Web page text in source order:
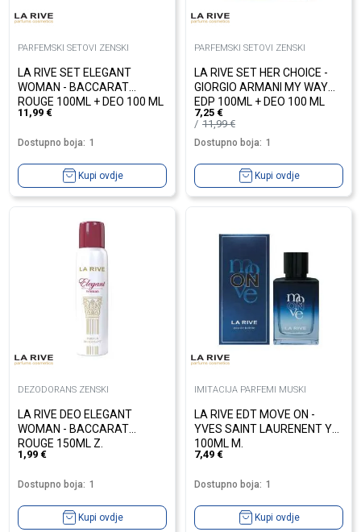
PARFEMSKI SETOVI ZENSKI
LA RIVE SET ELEGANT
WOMAN - BACCARAT
ROUGE 100ML + DEO 100 ML
11,99 €
Dostupno boja: 1
Kupi ovdje
PARFEMSKI SETOVI ZENSKI
LA RIVE SET HER CHOICE -
GIORGIO ARMANI MY WAY
EDP 100ML + DEO 100 ML
7,25 €
11,99€
Dostupno boja: 1
Kupi ovdje
DEZODORANS ZENSKI
LA RIVE DEO ELEGANT
WOMAN - BACCARAT
ROUGE 150ML Z.
1,99 €
Dostupno boja: 1
Kupi ovdje
IMITACIJA PARFEMI MUSKI
LA RIVE EDT MOVE ON -
YVES SAINT LAURENENT Y
100ML M.
7,49 €
Dostupno boja: 1
Kupi ovdje